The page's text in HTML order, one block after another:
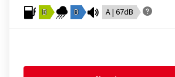
B B A | 67dB